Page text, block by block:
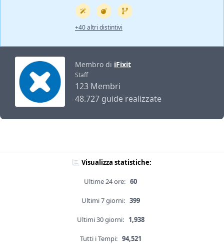
+40 altri distintivi
Membro di iFixit
Staff
123 Membri
48.727 guide realizzate
Visualizza statistiche:
Ultime 24 ore: 60
Ultimi 7 giorni: 399
Ultimi 30 giorni: 1,938
Tutti i Tempi: 94,521